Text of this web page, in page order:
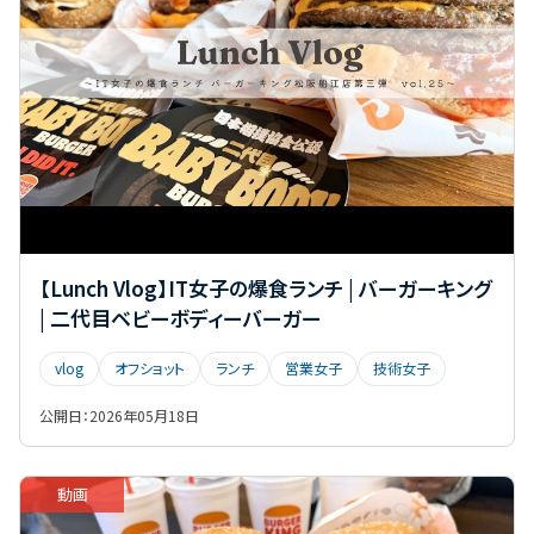
【Lunch Vlog】IT女子の爆食ランチ | バーガーキング
| 二代目ベビーボディーバーガー
vlog オフショット ランチ 営業女子 技術女子
公開日：2026年05月18日
動画